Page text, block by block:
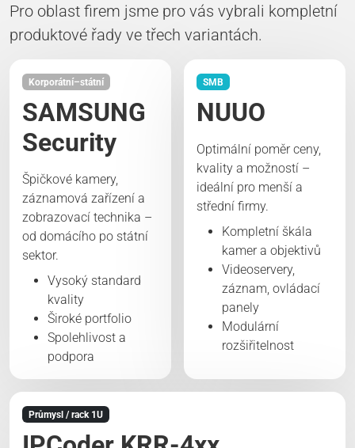
Pro oblast firem jsme pro vás vybrali kompletní
produktové řady ve třech variantách.
Korporátní–státní
SAMSUNG
Security
Špičkové kamery,
záznamová zařízení a
zobrazovací technika –
od domácího po státní
sektor.
Vysoký standard
kvality
Široké portfolio
Spolehlivost a
podpora
SMB
NUUO
Optimální poměr ceny,
kvality a možností –
ideální pro menší a
střední firmy.
Kompletní škála
kamer a objektivů
Videoservery,
záznam, ovládací
panely
Modulární
rozšiřitelnost
Průmysl / rack 1U